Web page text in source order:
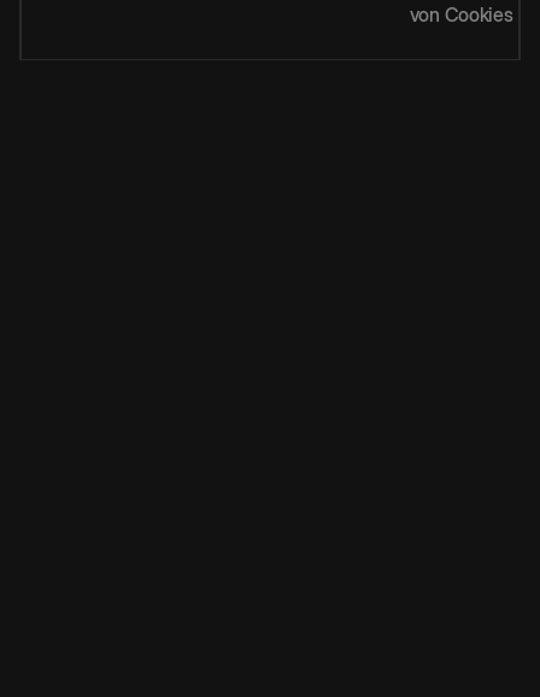
von Cookies